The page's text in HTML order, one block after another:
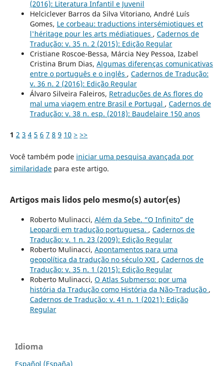
(2016): Literatura Infantil e Juvenil
Helciclever Barros da Silva Vitoriano, André Luís
Gomes, Le corbeau: traductions intersémiotiques et
l'héritage pour les arts médiatiques , Cadernos de
Tradução: v. 35 n. 2 (2015): Edição Regular
Cristiane Roscoe-Bessa, Márcia Ney Pessoa, Izabel
Cristina Brum Dias, Algumas diferenças comunicativas
entre o português e o inglês , Cadernos de Tradução:
v. 36 n. 2 (2016): Edição Regular
Álvaro Silveira Faleiros, Retraduções de As flores do
mal uma viagem entre Brasil e Portugal , Cadernos de
Tradução: v. 38 n. esp. (2018): Baudelaire 150 anos
1 2 3 4 5 6 7 8 9 10 > >>
Você também pode iniciar uma pesquisa avançada por
similaridadepara este artigo.
Artigos mais lidos pelo mesmo(s) autor(es)
Roberto Mulinacci, Além da Sebe. “O Infinito” de
Leopardi em tradução portuguesa. , Cadernos de
Tradução: v. 1 n. 23 (2009): Edição Regular
Roberto Mulinacci, Apontamentos para uma
geopolítica da tradução no século XXI , Cadernos de
Tradução: v. 35 n. 1 (2015): Edição Regular
Roberto Mulinacci, O Atlas Submerso: por uma
história da Tradução como História da Não-Tradução ,
Cadernos de Tradução: v. 41 n. 1 (2021): Edição
Regular
Idioma
Español (España)